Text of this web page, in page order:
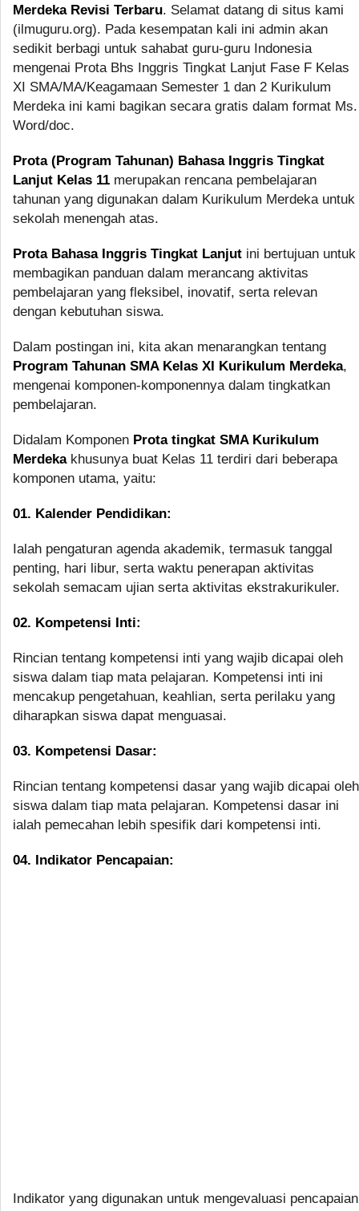
Merdeka Revisi Terbaru. Selamat datang di situs kami
(ilmuguru.org). Pada kesempatan kali ini admin akan
sedikit berbagi untuk sahabat guru-guru Indonesia
mengenai Prota Bhs Inggris Tingkat Lanjut Fase F Kelas
XI SMA/MA/Keagamaan Semester 1 dan 2 Kurikulum
Merdeka ini kami bagikan secara gratis dalam format Ms.
Word/doc.
Prota (Program Tahunan) Bahasa Inggris Tingkat
Lanjut Kelas 11 merupakan rencana pembelajaran
tahunan yang digunakan dalam Kurikulum Merdeka untuk
sekolah menengah atas.
Prota Bahasa Inggris Tingkat Lanjut ini bertujuan untuk
membagikan panduan dalam merancang aktivitas
pembelajaran yang fleksibel, inovatif, serta relevan
dengan kebutuhan siswa.
Dalam postingan ini, kita akan menarangkan tentang
Program Tahunan SMA Kelas XI Kurikulum Merdeka,
mengenai komponen-komponennya dalam tingkatkan
pembelajaran.
Didalam Komponen Prota tingkat SMA Kurikulum
Merdekakhusunya buat Kelas 11 terdiri dari beberapa
komponen utama, yaitu:
01. Kalender Pendidikan:
Ialah pengaturan agenda akademik, termasuk tanggal
penting, hari libur, serta waktu penerapan aktivitas
sekolah semacam ujian serta aktivitas ekstrakurikuler.
02. Kompetensi Inti:
Rincian tentang kompetensi inti yang wajib dicapai oleh
siswa dalam tiap mata pelajaran. Kompetensi inti ini
mencakup pengetahuan, keahlian, serta perilaku yang
diharapkan siswa dapat menguasai.
03. Kompetensi Dasar:
Rincian tentang kompetensi dasar yang wajib dicapai oleh
siswa dalam tiap mata pelajaran. Kompetensi dasar ini
ialah pemecahan lebih spesifik dari kompetensi inti.
04. Indikator Pencapaian:
Indikator yang digunakan untuk mengevaluasi pencapaian